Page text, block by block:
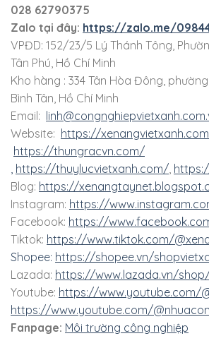
028 62790375
Zalo tại đây: https://zalo.me/
VPĐD: 152/23/5 Lý Thánh Tông,
Tân Phú, Hồ Chí Minh
Kho hàng : 334 Tân Hòa Đông,
Bình Tân, Hồ Chí Minh
Email:
Website: https://xenangvietxanh.com
https://thungracvn.com/
https://thuylucvietxanh.com/
Blog: https://
Instagram: https://
Facebook: https://
Tiktok: https://www.tiktok.com/
Shopee: https://shopee.vn/
Lazada: https://www.lazada.vn/
Youtube: https://www.youtube.com/
https://www.youtube.com/
Fanpage: Môi trường công nghiệp